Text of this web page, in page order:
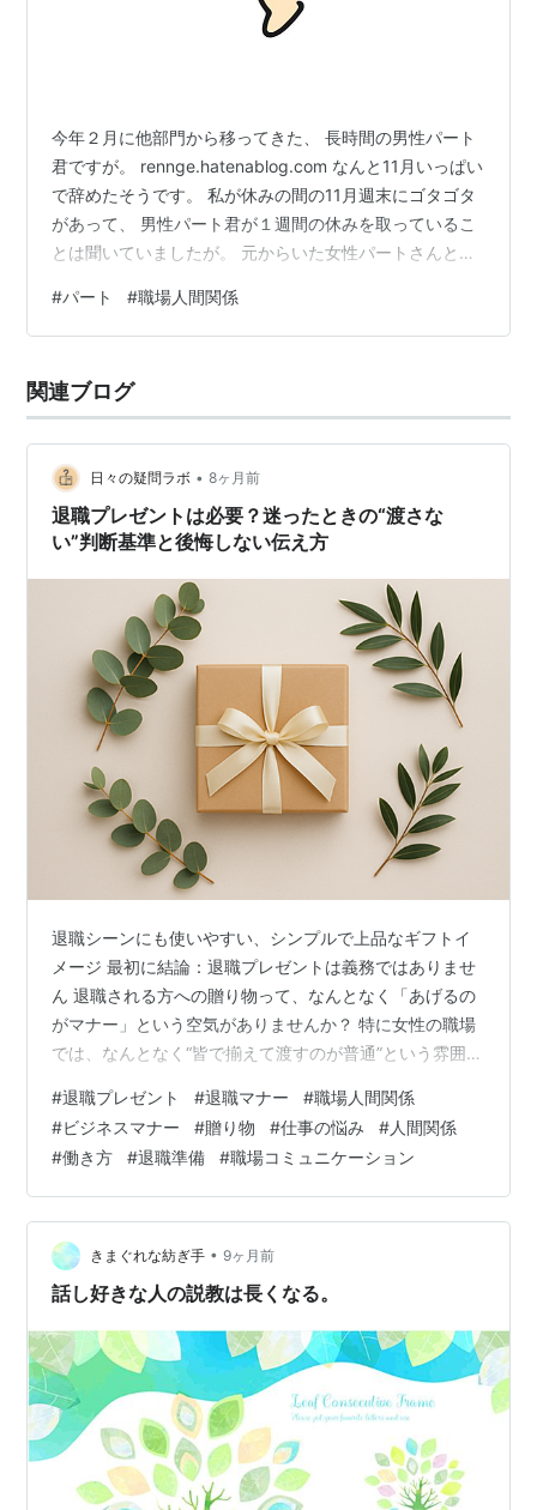
今年２月に他部門から移ってきた、 長時間の男性パート
君ですが。 rennge.hatenablog.com なんと11月いっぱい
で辞めたそうです。 私が休みの間の11月週末にゴタゴタ
があって、 男性パート君が１週間の休みを取っているこ
とは聞いていましたが。 元からいた女性パートさんと仲
です。 私達他のパートにとっても、 二人の険悪な雰囲気
は微妙な問題でした。 どっちの言い分も一理あるよう
手く配慮（配置替えとか）できなかったのかな、 とか思
いますが🤔 この男性パート君に限らず、 職場では色…
#パート #職場人間関係
関連ブログ
日々の疑問ラボ • 8ヶ月前
退職プレゼントは必要？迷ったときの“渡さな
い”判断基準と後悔しない伝え方
退職シーンにも使いやすい、シンプルで上品なギフトイ
メージ 最初に結論：退職プレゼントは義務ではありませ
ん 退職される方への贈り物って、なんとなく「あげるの
がマナー」という空気がありませんか？ 特に女性の職場
では、なんとなく“皆で揃えて渡すのが普通”という雰囲気
そんな経験をされた方も多いと思います。でも実は、退
職プレゼントには明確なルールはなく、渡さなかったか
らといって失礼になるわけではありません。私自身もこ
れまで何度か「どうしよう…渡すべき？」と迷った経験
があります。部署内の雰囲気や、その方との距離感によ
って判断が変わることもあり、特に“関わり…
#退職プレゼント #退職マナー #職場人間関係
#ビジネスマナー #贈り物 #仕事の悩み #人間関係
#働き方 #退職準備 #職場コミュニケーション
きまぐれな紡ぎ手 • 9ヶ月前
話し好きな人の説教は長くなる。